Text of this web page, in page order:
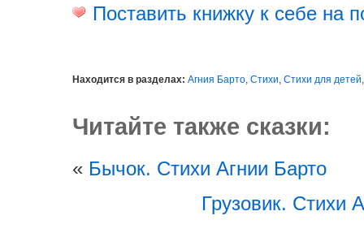
Поставить книжку к себе на
Находится в разделах: Агния Барто, Стихи, Стихи для детей
Читайте также сказки:
« Бычок. Стихи Агнии Барто
Грузовик. Стихи